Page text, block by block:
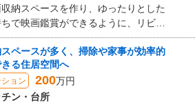
市
月29日
納スペースを作り、ゆったりとした
で映画鑑賞ができるように、リビン
広々と開放感のある空間へとリフォ
せていただきました。
ペースが多く、掃除や家事が効率的
る住居空間へ
ョン 200万円
ン・台所